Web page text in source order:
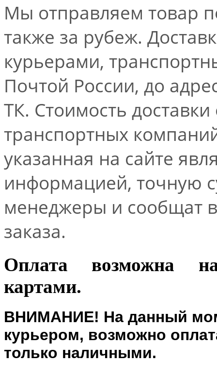
Мы отправляем товар
также за рубеж.
курьерами,
Почтой России, до
ТК. Стоимость
транспортных
указанная на сайте
информацией, точную
менеджеры и сообщат
заказа.
Оплата возможна
картами.
ВНИМАНИЕ! На данный
курьером, возможно
только наличными.